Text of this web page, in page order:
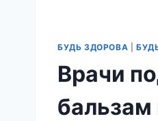
БУДЬ ЗДОРОВА
Врачи
бальзам